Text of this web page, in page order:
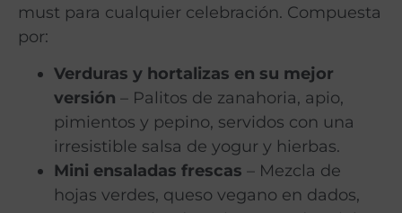
must para cualquier celebración. Compuesta
por:
Verduras y hortalizas en su mejor
versión – Palitos de zanahoria, apio,
pimientos y pepino, servidos con una
irresistible salsa de yogur y hierbas.
Mini ensaladas frescas – Mezcla de
hojas verdes, queso vegano en dados,